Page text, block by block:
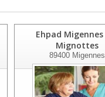
Ehpad Migennes
Mignottes
89400Migennes